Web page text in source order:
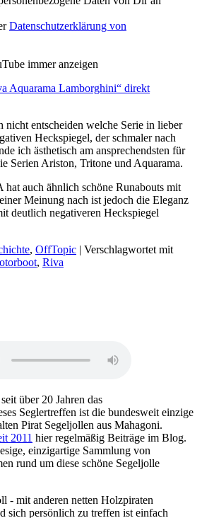
Datenschutzerklärung von
immer anzeigen
Aquarama Lamborghini“ direkt
nicht entscheiden welche Serie in lieber
Heckspiegel, der schmaler nach
ich ästhetisch am ansprechendsten für
Serien Ariston, Tritone und Aquarama.
hat auch ähnlich schöne Runabouts mit
Meinung nach ist jedoch die Eleganz
deutlich negativeren Heckspiegel
, OffTopic | Verschlagwortet mit
, Riva
seit über 20 Jahren das
Seglertreffen ist die bundesweit einzige
Pirat Segeljollen aus Mahagoni.
2011 hier regelmäßig Beiträge im Blog.
einzigartige Sammlung von
rund um diese schöne Segeljolle
- mit anderen netten Holzpiraten
sich persönlich zu treffen ist einfach